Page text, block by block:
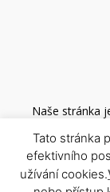
Naše stránka
ověřené
motivaci pro
Tato stránka
efektivního
užívání cookies.